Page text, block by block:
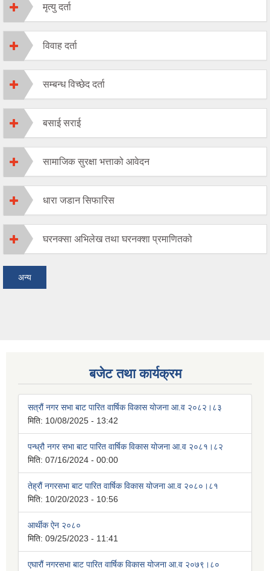
मृत्यु दर्ता
विवाह दर्ता
सम्बन्ध विच्छेद दर्ता
बसाई सराई
सामाजिक सुरक्षा भत्ताको आवेदन
धारा जडान सिफारिस
घरनक्सा अभिलेख तथा घरनक्शा प्रमाणितको
अन्य
बजेट तथा कार्यक्रम
सत्रौं नगर सभा बाट पारित वार्षिक विकास योजना आ.व २०८२।८३
मिति: 10/08/2025 - 13:42
पन्ध्रौ नगर सभा बाट पारित वार्षिक विकास योजना आ.व २०८१।८२
मिति: 07/16/2024 - 00:00
तेह्रौं नगरसभा बाट पारित वार्षिक विकास योजना आ.व २०८०।८१
मिति: 10/20/2023 - 10:56
आर्थीक ऐन २०८०
मिति: 09/25/2023 - 11:41
एघारौं नगरसभा बाट पारित वार्षिक विकास योजना आ.व २०७९।८०